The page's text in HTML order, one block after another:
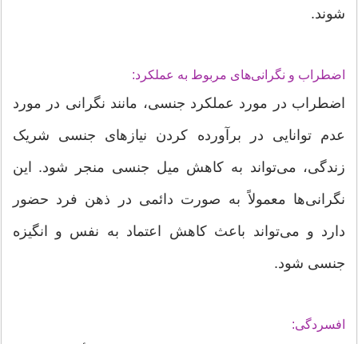
شوند.
اضطراب و نگرانی‌های مربوط به عملکرد:
اضطراب در مورد عملکرد جنسی، مانند نگرانی در مورد
عدم توانایی در برآورده کردن نیازهای جنسی شریک
زندگی، می‌تواند به کاهش میل جنسی منجر شود. این
نگرانی‌ها معمولاً به صورت دائمی در ذهن فرد حضور
دارد و می‌تواند باعث کاهش اعتماد به نفس و انگیزه
جنسی شود.
افسردگی: